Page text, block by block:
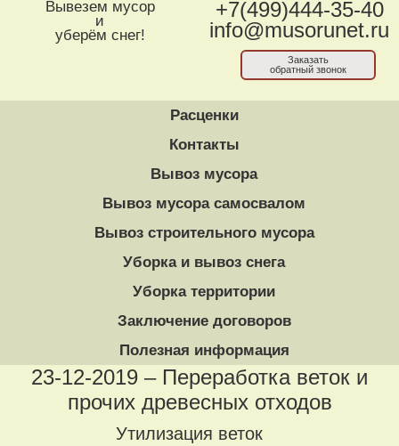
Вывезем мусор
и
уберём снег!
+7(499)444-35-40
info@musorunet.ru
Заказать
обратный звонок
Расценки
Контакты
Вывоз мусора
Вывоз мусора самосвалом
Вывоз строительного мусора
Уборка и вывоз снега
Уборка территории
Заключение договоров
Полезная информация
23-12-2019 – Переработка веток и
прочих древесных отходов
Утилизация веток